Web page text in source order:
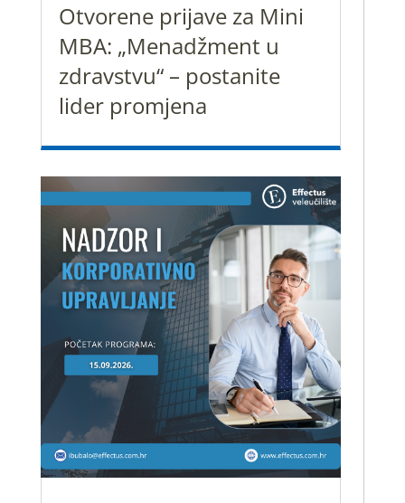
Otvorene prijave za Mini
MBA: „Menadžment u
zdravstvu“ – postanite
lider promjena